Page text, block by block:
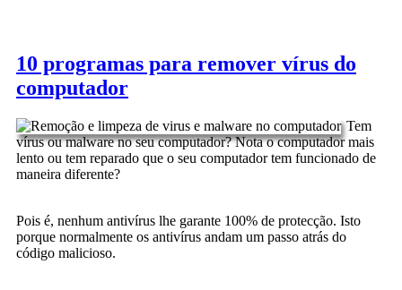
10 programas para remover vírus do
computador
Tem
vírus ou malware no seu computador? Nota o computador mais
lento ou tem reparado que o seu computador tem funcionado de
maneira diferente?
Pois é, nenhum antivírus lhe garante 100% de protecção. Isto
porque normalmente os antivírus andam um passo atrás do
código malicioso.